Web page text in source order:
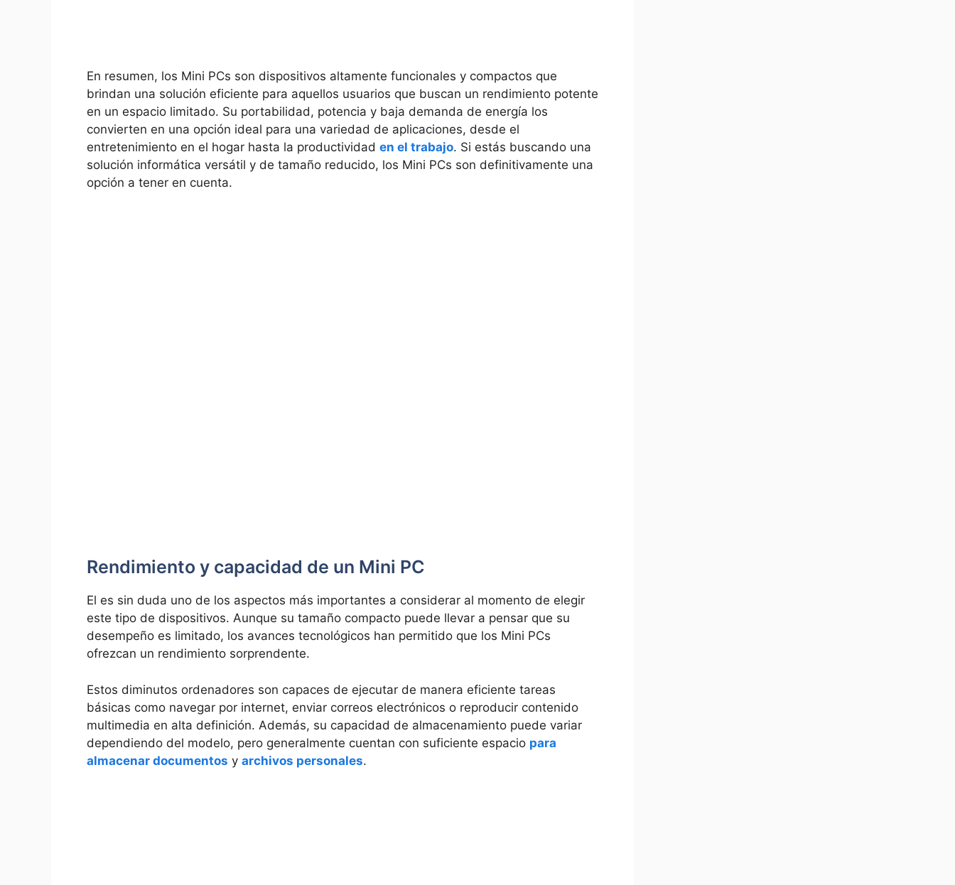
En resumen, los Mini PCs ​son dispositivos altamente ‍funcionales‌ y compactos que
brindan ‌una solución eficiente para ⁢aquellos⁣ usuarios que buscan un rendimiento potente⁣
en ⁣un espacio limitado. Su ​portabilidad, ‍potencia y baja demanda de ​energía los
‍convierten ‌en una opción ideal para‍ una variedad de aplicaciones, desde el
entretenimiento⁤ en ​el hogar hasta la productividad en el trabajo. Si estás buscando una
solución informática versátil y de tamaño reducido, los Mini PCs son definitivamente una
opción a tener en cuenta.
Rendimiento⁣ y capacidad ‌de un Mini​ PC
El ⁤es sin‌ duda‍ uno de‍ los aspectos más importantes a considerar al momento⁢ de elegir
este tipo de dispositivos. Aunque ​su tamaño compacto puede llevar a pensar que su
desempeño es limitado, los avances tecnológicos han permitido que los Mini PCs
ofrezcan un rendimiento sorprendente.
Estos diminutos ‍ordenadores son capaces de ejecutar de manera ⁣eficiente tareas ​
básicas como navegar por‌ internet, enviar correos electrónicos o ⁢reproducir contenido
multimedia en alta definición. Además, su capacidad ‍de ‍almacenamiento⁣ puede ⁢variar
dependiendo del modelo, pero generalmente cuentan con suficiente ​espacio para
almacenar documentos y archivos personales.